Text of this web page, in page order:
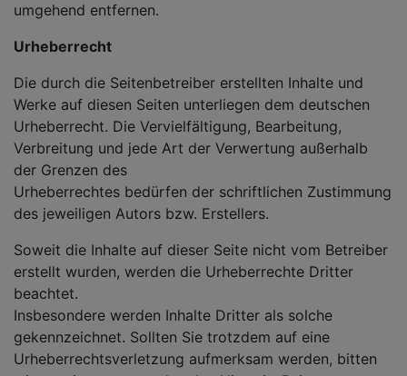
umgehend entfernen.
Urheberrecht
Die durch die Seitenbetreiber erstellten Inhalte und
Werke auf diesen Seiten unterliegen dem deutschen
Urheberrecht. Die Vervielfältigung, Bearbeitung,
Verbreitung und jede Art der Verwertung außerhalb
der Grenzen des
Urheberrechtes bedürfen der schriftlichen Zustimmung
des jeweiligen Autors bzw. Erstellers.
Soweit die Inhalte auf dieser Seite nicht vom Betreiber
erstellt wurden, werden die Urheberrechte Dritter
beachtet.
Insbesondere werden Inhalte Dritter als solche
gekennzeichnet. Sollten Sie trotzdem auf eine
Urheberrechtsverletzung aufmerksam werden, bitten